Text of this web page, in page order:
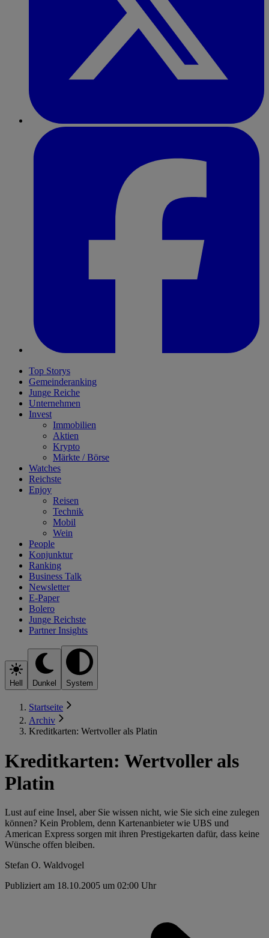
Top Storys
Gemeinderanking
Junge Reiche
Unternehmen
Invest
Immobilien
Aktien
Krypto
Märkte / Börse
Watches
Reichste
Enjoy
Reisen
Technik
Mobil
Wein
People
Konjunktur
Ranking
Business Talk
Newsletter
E-Paper
Bolero
Junge Reichste
Partner Insights
Hell Dunkel System
Startseite
Archiv
Kreditkarten: Wertvoller als Platin
Kreditkarten: Wertvoller als
Platin
Lust auf eine Insel, aber Sie wissen nicht, wie Sie sich eine zulegen
können? Kein Problem, denn Kartenanbieter wie UBS und
American Express sorgen mit ihren Prestigekarten dafür, dass keine
Wünsche offen bleiben.
Stefan O. Waldvogel
Publiziert am 18.10.2005 um 02:00 Uhr